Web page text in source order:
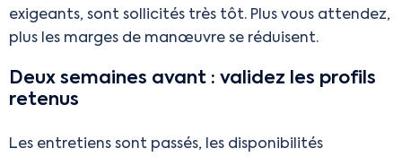
exigeants, sont sollicités très tôt. Plus vous attendez,
plus les marges de manœuvre se réduisent.
Deux semaines avant : validez les profils
retenus
Les entretiens sont passés, les disponibilités